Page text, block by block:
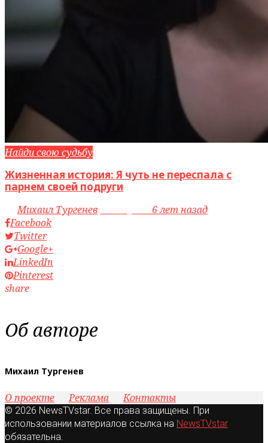
Найди свою судьбу
Жизненная история: Я чуть не переспала с
парнем своей подруги
byМихаил Тургенев
6 лет назад
Facebook
Twitter
Google+
LinkedIn
Pinterest
share
Об авторе
Михаил Тургенев
О проекте Реклама Контакты
© 2026 NewsTVstar. Все права защищены. При
использовании материалов ссылка на NewsTVstar
обязательна.